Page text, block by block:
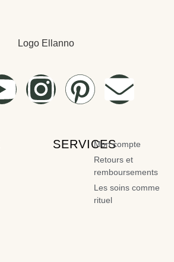
SERVICESMon compte
Retours et
remboursements
Les soins comme
rituel